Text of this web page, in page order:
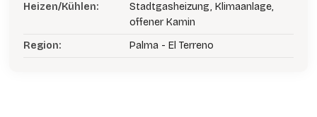
Heizen/Kühlen:
Stadtgasheizung, Klimaanlage,
offener Kamin
Region:
Palma - El Terreno